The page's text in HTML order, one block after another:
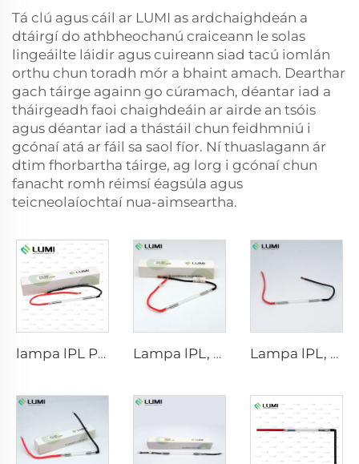
Tá clú agus cáil ar LUMI as ardchaighdeán a
dtáirgí do athbheochanú craiceann le solas
lingeáilte láidir agus cuireann siad tacú iomlán
orthu chun toradh mór a bhaint amach. Dearthar
gach táirge againn go cúramach, déantar iad a
tháirgeadh faoi chaighdeáin ar airde an tsóis
agus déantar iad a thástáil chun feidhmniú i
gcónaí atá ar fáil sa saol fíor. Ní thuaslagann ár
dtim fhorbartha táirge, ag lorg i gcónaí chun
fanacht romh réimsí éagsúla agus
teicneolaíochtaí nua-aimseartha.
lampa lPL P1671 - 7×50×110 mm Lampa lPL, modhal 7-60-125 Sreang Lampa lPL, modhal 7-50-115 Sreang